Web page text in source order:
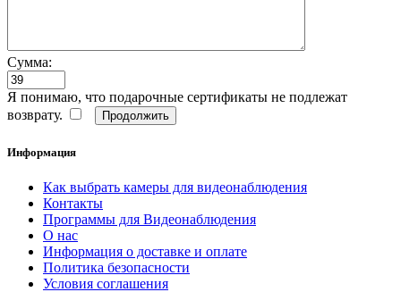
Сумма:
Я понимаю, что подарочные сертификаты не подлежат
возврату.
Информация
Как выбрать камеры для видеонаблюдения
Контакты
Программы для Видеонаблюдения
О нас
Информация о доставке и оплате
Политика безопасности
Условия соглашения